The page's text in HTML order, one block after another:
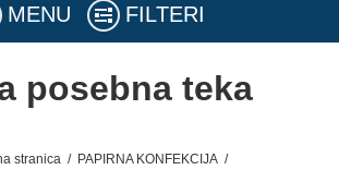
MENU FILTERI
posebna teka
stranica / PAPIRNA KONFEKCIJA /